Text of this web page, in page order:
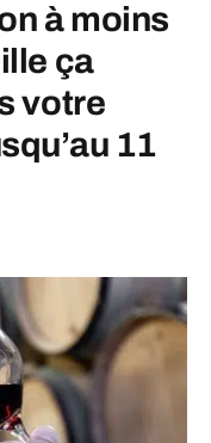
à moins
ça
votre
11